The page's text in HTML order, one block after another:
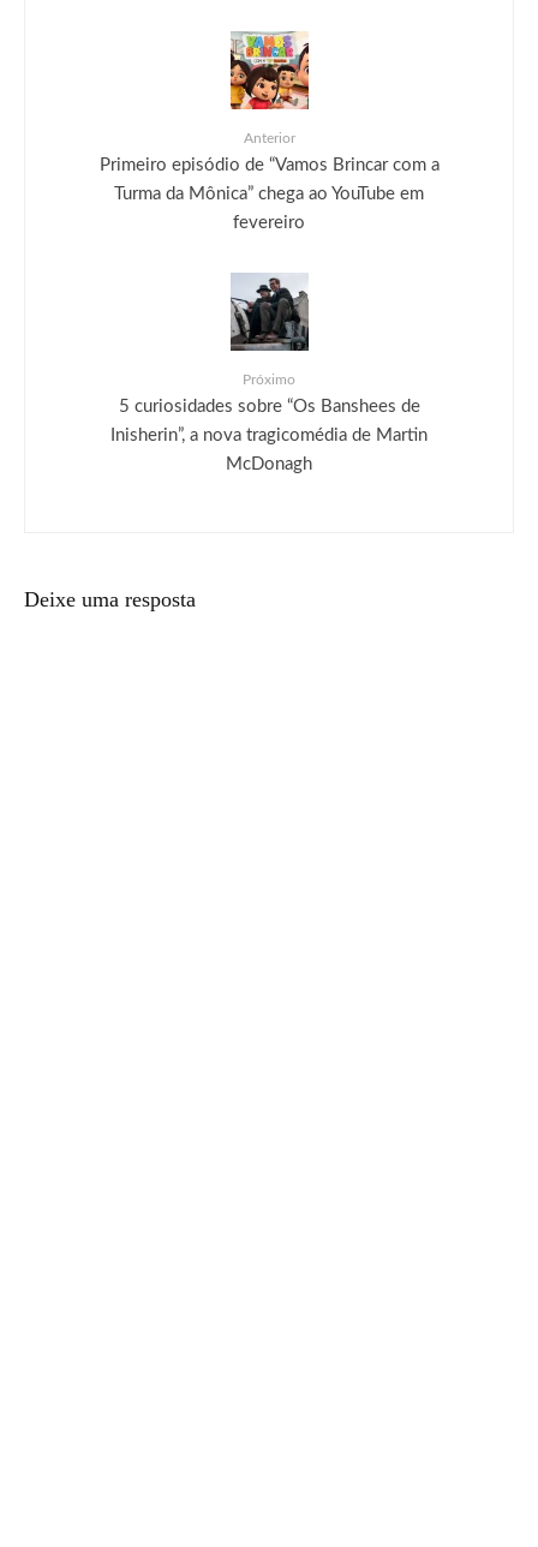
Anterior
Primeiro episódio de “Vamos Brincar com a
Turma da Mônica” chega ao YouTube em
fevereiro
Próximo
5 curiosidades sobre “Os Banshees de
Inisherin”, a nova tragicomédia de Martin
McDonagh
Deixe uma resposta